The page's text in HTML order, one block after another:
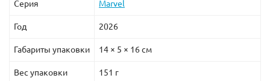
Серия Marvel
Год 2026
Габариты упаковки 14 × 5 × 16 см
Вес упаковки 151 г